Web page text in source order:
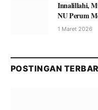
Innalillahi,
NU Perum
1 Maret 2026
POSTINGAN